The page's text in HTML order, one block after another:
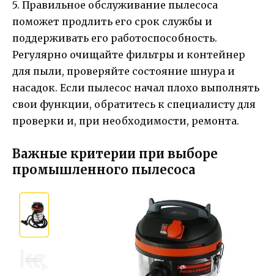
5. Правильное обслуживание пылесоса
поможет продлить его срок службы и
поддерживать его работоспособность.
Регулярно очищайте фильтры и контейнер
для пыли, проверяйте состояние шнура и
насадок. Если пылесос начал плохо выполнять
свои функции, обратитесь к специалисту для
проверки и, при необходимости, ремонта.
Важные критерии при выборе
промышленного пылесоса